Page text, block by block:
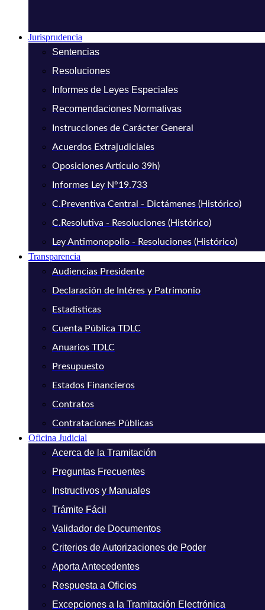
Jurisprudencia
Sentencias
Resoluciones
Informes de Leyes Especiales
Recomendaciones Normativas
Instrucciones de Carácter General
Acuerdos Extrajudiciales
Oposiciones Artículo 39h)
Informes Ley N°19.733
C.Preventiva Central - Dictámenes (Histórico)
C.Resolutiva - Resoluciones (Histórico)
Ley Antimonopolio - Resoluciones (Histórico)
Transparencia
Audiencias Presidente
Declaración de Intéres y Patrimonio
Estadísticas
Cuenta Pública TDLC
Anuarios TDLC
Presupuesto
Estados Financieros
Contratos
Contrataciones Públicas
Oficina Judicial
Acerca de la Tramitación
Preguntas Frecuentes
Instructivos y Manuales
Trámite Fácil
Validador de Documentos
Criterios de Autorizaciones de Poder
Aporta Antecedentes
Respuesta a Oficios
Excepciones a la Tramitación Electrónica